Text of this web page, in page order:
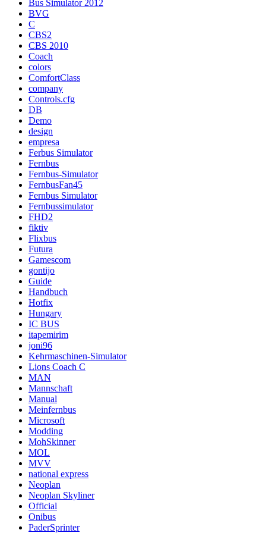
Bus Simulator 2012
BVG
C
CBS2
CBS 2010
Coach
colors
ComfortClass
company
Controls.cfg
DB
Demo
design
empresa
Ferbus Simulator
Fernbus
Fernbus-Simulator
FernbusFan45
Fernbus Simulator
Fernbussimulator
FHD2
fiktiv
Flixbus
Futura
Gamescom
gontijo
Guide
Handbuch
Hotfix
Hungary
IC BUS
itapemirim
joni96
Kehrmaschinen-Simulator
Lions Coach C
MAN
Mannschaft
Manual
Meinfernbus
Microsoft
Modding
MohSkinner
MOL
MVV
national express
Neoplan
Neoplan Skyliner
Official
Onibus
PaderSprinter